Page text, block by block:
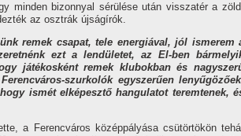
minden bizonnyal sérülése után visszatér a
az osztrák újságírók.
remek csapat, tele energiával, jól ismerem
ezt a lendületet, az El-ben
játékosként remek klubokban és
szurkolók egyszerűen
ismét elképesztő hangulatot teremtenek,
a Ferencváros középpályása csütörtökön